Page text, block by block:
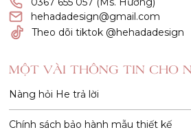
hehadadesign@gmail.com
Theo dõi tiktok @hehadadesign
MỘT VÀI THÔNG TIN CHO
Nàng hỏi He trả lời
Chính sách bảo hành mẫu thiết kế